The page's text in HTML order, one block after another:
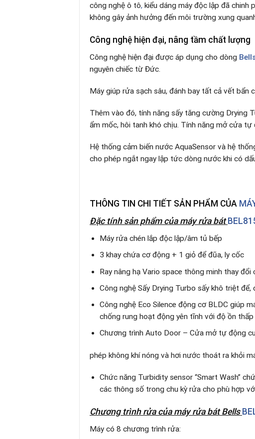
công nghệ ô tô, kiểu dáng máy độc lập đã chinh
không gây ảnh hưởng đến môi trường xung
Công nghệ hiện đại, nâng tầm chất lượng
Công nghệ hiện đại được áp dụng cho dòng
nguyên chiếc từ Đức.
Máy giúp rửa sạch sâu, đánh bay tất cả vết bẩn
Thêm vào đó, tính năng sấy tăng cường Drying
ẩm mốc, hôi tanh khó chịu. Tính năng mở cửa
Hệ thống cảm biến nước AquaSensor và hệ
cho phép ngắt ngay lập tức dòng nước khi có
THÔNG TIN CHI TIẾT SẢN PHẨM CỦA
Đặc tính sản phẩmcủa máy rửa bát
Máy rửa chén lắp độc lập/âm tủ bếp
3 khay chứa cơ động + 1 giỏ để đũa, ly cốc
Ray nâng hạ Vario space thông minh thay đổi
Công nghệ Sấy Drying Turbo sấy khô triệt
Công nghệ Eco Silence động cơ BLDC giúp
chống rung hoạt động yên tĩnh với độ ồn thấp
Chương trình Auto Door – Cửa mở tự động
phép không khí nóng và hơi nước thoát ra khỏi
Chức năng Turbidity sensor “Smart Wash”
các thông số trong chu kỳ rửa cho phù hợp
Chương trình rửacủa máy rửa bát Bells
Máy có 8 chương trình rửa: